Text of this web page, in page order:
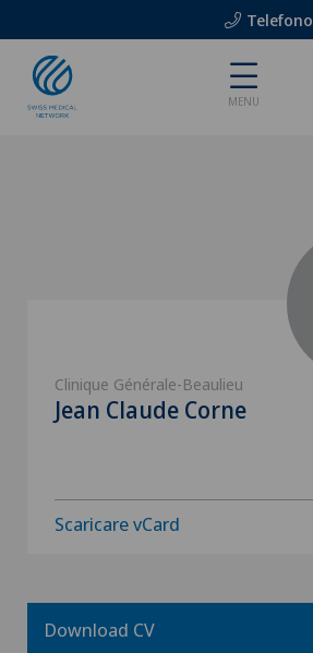
Telefono
MENU
Clinique Générale-Beaulieu
Jean Claude Corne
Scaricare vCard
Download CV